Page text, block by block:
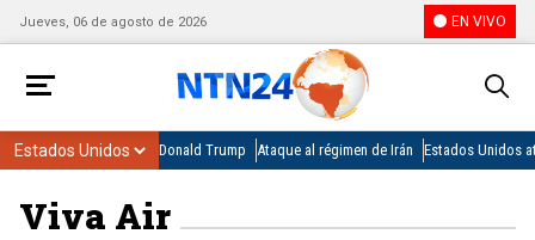
Jueves, 06 de agosto de 2026 EN VIVO
Donald Trump Ataque al régimen de Irán Estados Unidos
Viva Air